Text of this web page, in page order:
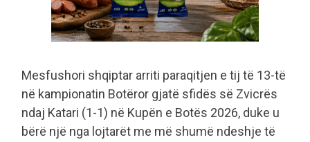
Mesfushori shqiptar arriti paraqitjen e tij të 13-të
në kampionatin Botëror gjatë sfidës së Zvicrës
ndaj Katari (1-1) në Kupën e Botës 2026, duke u
bërë një nga lojtarët me më shumë ndeshje të